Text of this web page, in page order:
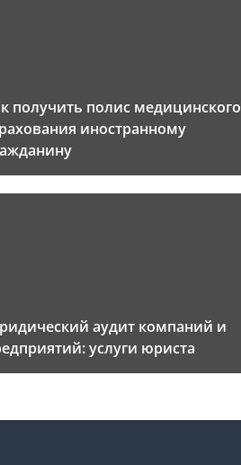
получить полис медицинского
иностранному
аудит компаний и
услуги юриста